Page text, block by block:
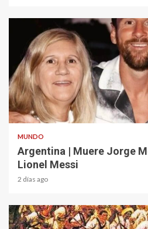
2 min read
MUNDO
Argentina | Muere Jorge
Lionel Messi
2 días ago